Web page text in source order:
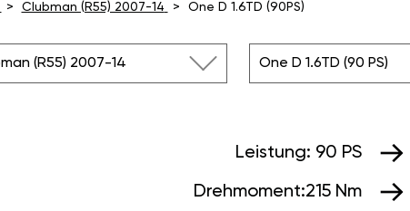
Clubman (R55) 2007-14 One D 1.6TD (90PS)
(R55) 2007-14 One D 1.6TD (90 PS)
Leistung: 90 PS
Drehmoment:215 Nm